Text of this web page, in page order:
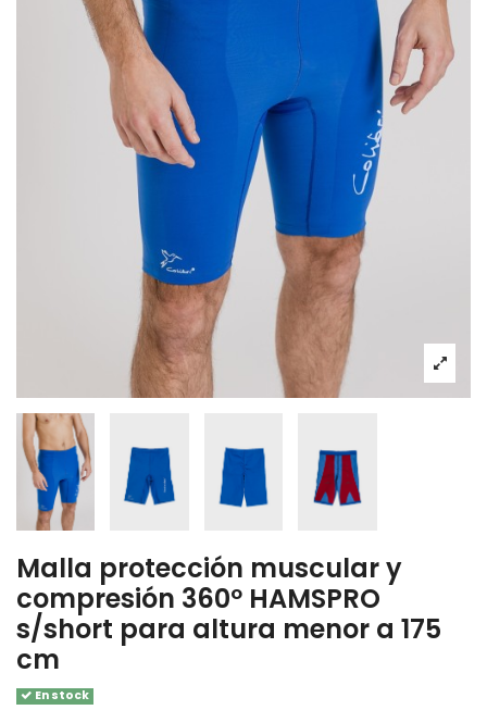
Malla protección muscular y
compresión 360º HAMSPRO
s/short para altura menor a 175
cm
En stock